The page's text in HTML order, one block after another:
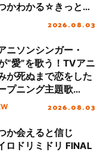
かわかる☆きっとあ
サイズ先行配信開
2026.08.03
ニソンシンガー・
“愛”を歌う！TVアニ
が死ぬまで恋をした
プニング主題歌
」インタビュー2026.08.03
か会えると信じ
ロドリミドリ FINAL